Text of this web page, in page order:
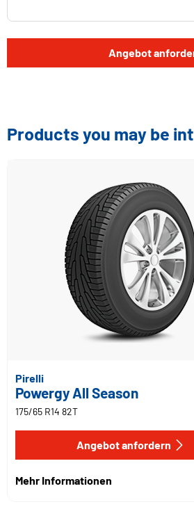
Angebot
Products you may be
Pirelli
Powergy All Season
175/65 R14 82T
Angebot anfordern
Mehr Informationen